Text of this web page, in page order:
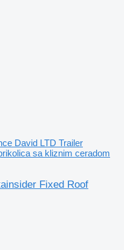
David LTD Trailer
sa kliznim ceradom
Fixed Roof